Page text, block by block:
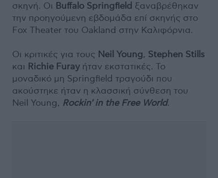
σκηνή. Οι Buffalo Springfield ξαναβρέθηκαν
την προηγούμενη εβδομάδα επί σκηνής στο
Fox Theater του Oakland στην Καλιφόρνια.
Οι κριτικές για τους Neil Young, Stephen Stills
και Richie Furay ήταν εκστατικές. Το
μοναδικό μη Springfield τραγούδι που
ακούστηκε ήταν η κλασσική σύνθεση του
Neil Young, Rockin' in the Free World.